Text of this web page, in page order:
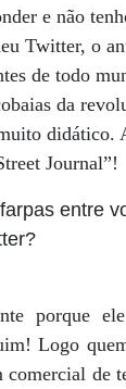
e não
Twitter, o
de todo
da
didático.
Journal”!
entre
porque
Logo
comercial de